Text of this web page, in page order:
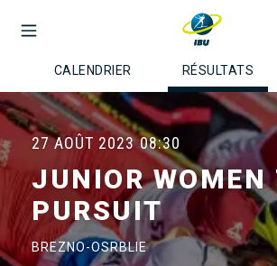
CALENDRIER RÉSULTATS
27 AOÛT 2023 08:30
JUNIOR
PURSUIT
BREZNO-OSRBLIE